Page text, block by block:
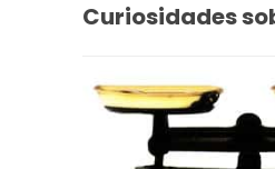
Curiosidades